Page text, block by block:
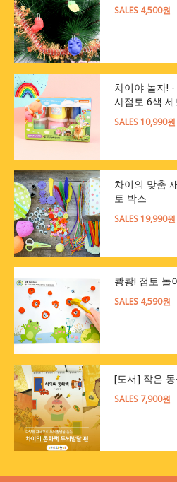
SALES 4,500원
차이야 놀자!
사점토 6색 세
SALES 10,990원
차이의 맞춤
토 박스
SALES 19,990원
쾅쾅! 점토 놀
SALES 4,590원
[도서] 작은 동
SALES 7,900원